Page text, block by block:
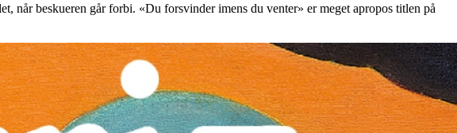
beskueren går forbi. «Du forsvinder imens du venter» er meget apropos titlen på